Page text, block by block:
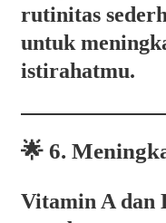
rutinitas
untuk
istirahatmu.
🌟 6.
Vitamin A dan